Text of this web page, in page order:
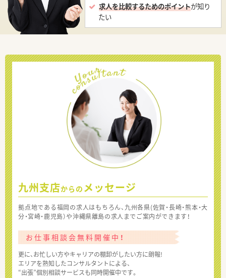
求人を比較するためのポイントが知り
たい
九州支店からの メッセージ
拠点地である福岡の求人はもちろん、九州各県(佐賀・長崎・熊本・大
分・宮崎・鹿児島）や沖縄県離島の求人までご案内ができます！
お仕事相談会無料開催中！
更に、お忙しい方やキャリアの棚卸がしたい方に朗報!
エリアを熟知したコンサルタントによる、
“出張”個別相談サービスも同時開催中です。